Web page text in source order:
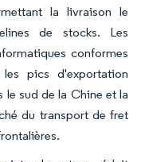
la livraison le
de stocks. Les
conformes
pics d'exportation
sud de la Chine et la
du transport de fret